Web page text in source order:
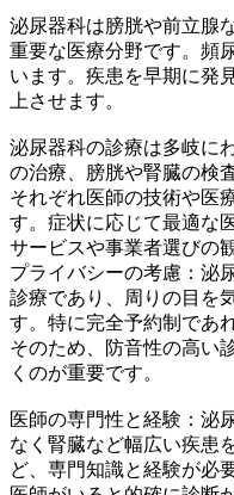
泌尿器科は膀胱や前立腺
重要な医療分野です。頻
います。疾患を早期に発
上させます。
泌尿器科の診療は多岐に
の治療、膀胱や腎臓の検
それぞれ医師の技術や医
す。症状に応じて最適な
サービスや事業者選びの
プライバシーの考慮：泌
診療であり、周りの目を
す。特に完全予約制であ
そのため、防音性の高い
くのが重要です。
医師の専門性と経験：泌
なく腎臓など幅広い疾患
ど、専門知識と経験が必